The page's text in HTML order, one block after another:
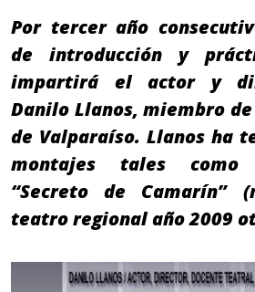
Por tercer año
de introducción y
impartirá el actor y
Danilo Llanos, miembro
de Valparaíso. Llanos ha
montajes tales como
“Secreto de Camarín”
teatro regional año 2009